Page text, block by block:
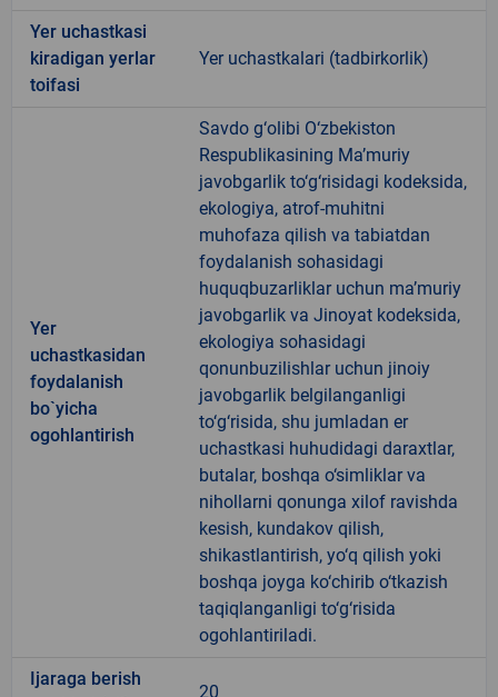
Yer uchastkasi
kiradigan yerlar
toifasi
Yer uchastkalari (tadbirkorlik)
Yer
uchastkasidan
foydalanish
bo`yicha
ogohlantirish
Savdo g‘olibi O‘zbekiston
Respublikasining Ma’muriy
javobgarlik to‘g‘risidagi kodeksida,
ekologiya, atrof-muhitni
muhofaza qilish va tabiatdan
foydalanish sohasidagi
huquqbuzarliklar uchun ma’muriy
javobgarlik va Jinoyat kodeksida,
ekologiya sohasidagi
qonunbuzilishlar uchun jinoiy
javobgarlik belgilanganligi
to‘g‘risida, shu jumladan er
uchastkasi huhudidagi daraxtlar,
butalar, boshqa o‘simliklar va
nihollarni qonunga xilof ravishda
kesish, kundakov qilish,
shikastlantirish, yo‘q qilish yoki
boshqa joyga ko‘chirib o‘tkazish
taqiqlanganligi to‘g‘risida
ogohlantiriladi.
Ijaraga berish
20